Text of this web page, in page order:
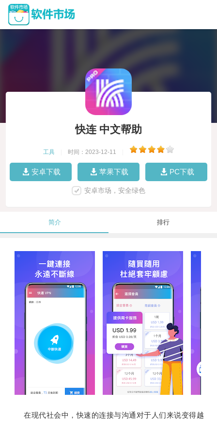
快连 中文帮助
工具 时间：2023-12-11
安卓下载 苹果下载 PC下载
安卓市场，安全绿色
简介 排行
在现代社会中，快速的连接与沟通对于人们来说变得越